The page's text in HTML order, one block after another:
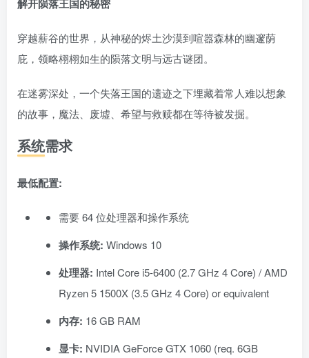
解开陨落王国的秘密
穿越薪谷的世界，从神秘的烬土沙漠到喧嚣森林的幽邃荫
庇，领略栩栩如生的陨落文明与远古谜团。
在迷雾深处，一个失落王国的遗迹之下埋藏着常人难以想象
的故事，魔法、废墟、希望与救赎都在等待被发掘。
系统需求
最低配置:
需要 64 位处理器和操作系统
操作系统: Windows 10
处理器: Intel Core i5-6400 (2.7 GHz 4 Core) / AMD
Ryzen 5 1500X (3.5 GHz 4 Core) or equivalent
内存: 16 GB RAM
显卡: NVIDIA GeForce GTX 1060 (req. 6GB